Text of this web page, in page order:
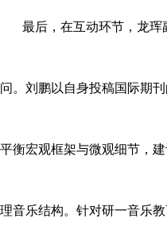
最后，在互动环节，龙珲
问。刘鹏以自身投稿国际期
平衡宏观框架与微观细节，
理音乐结构。针对研一音乐